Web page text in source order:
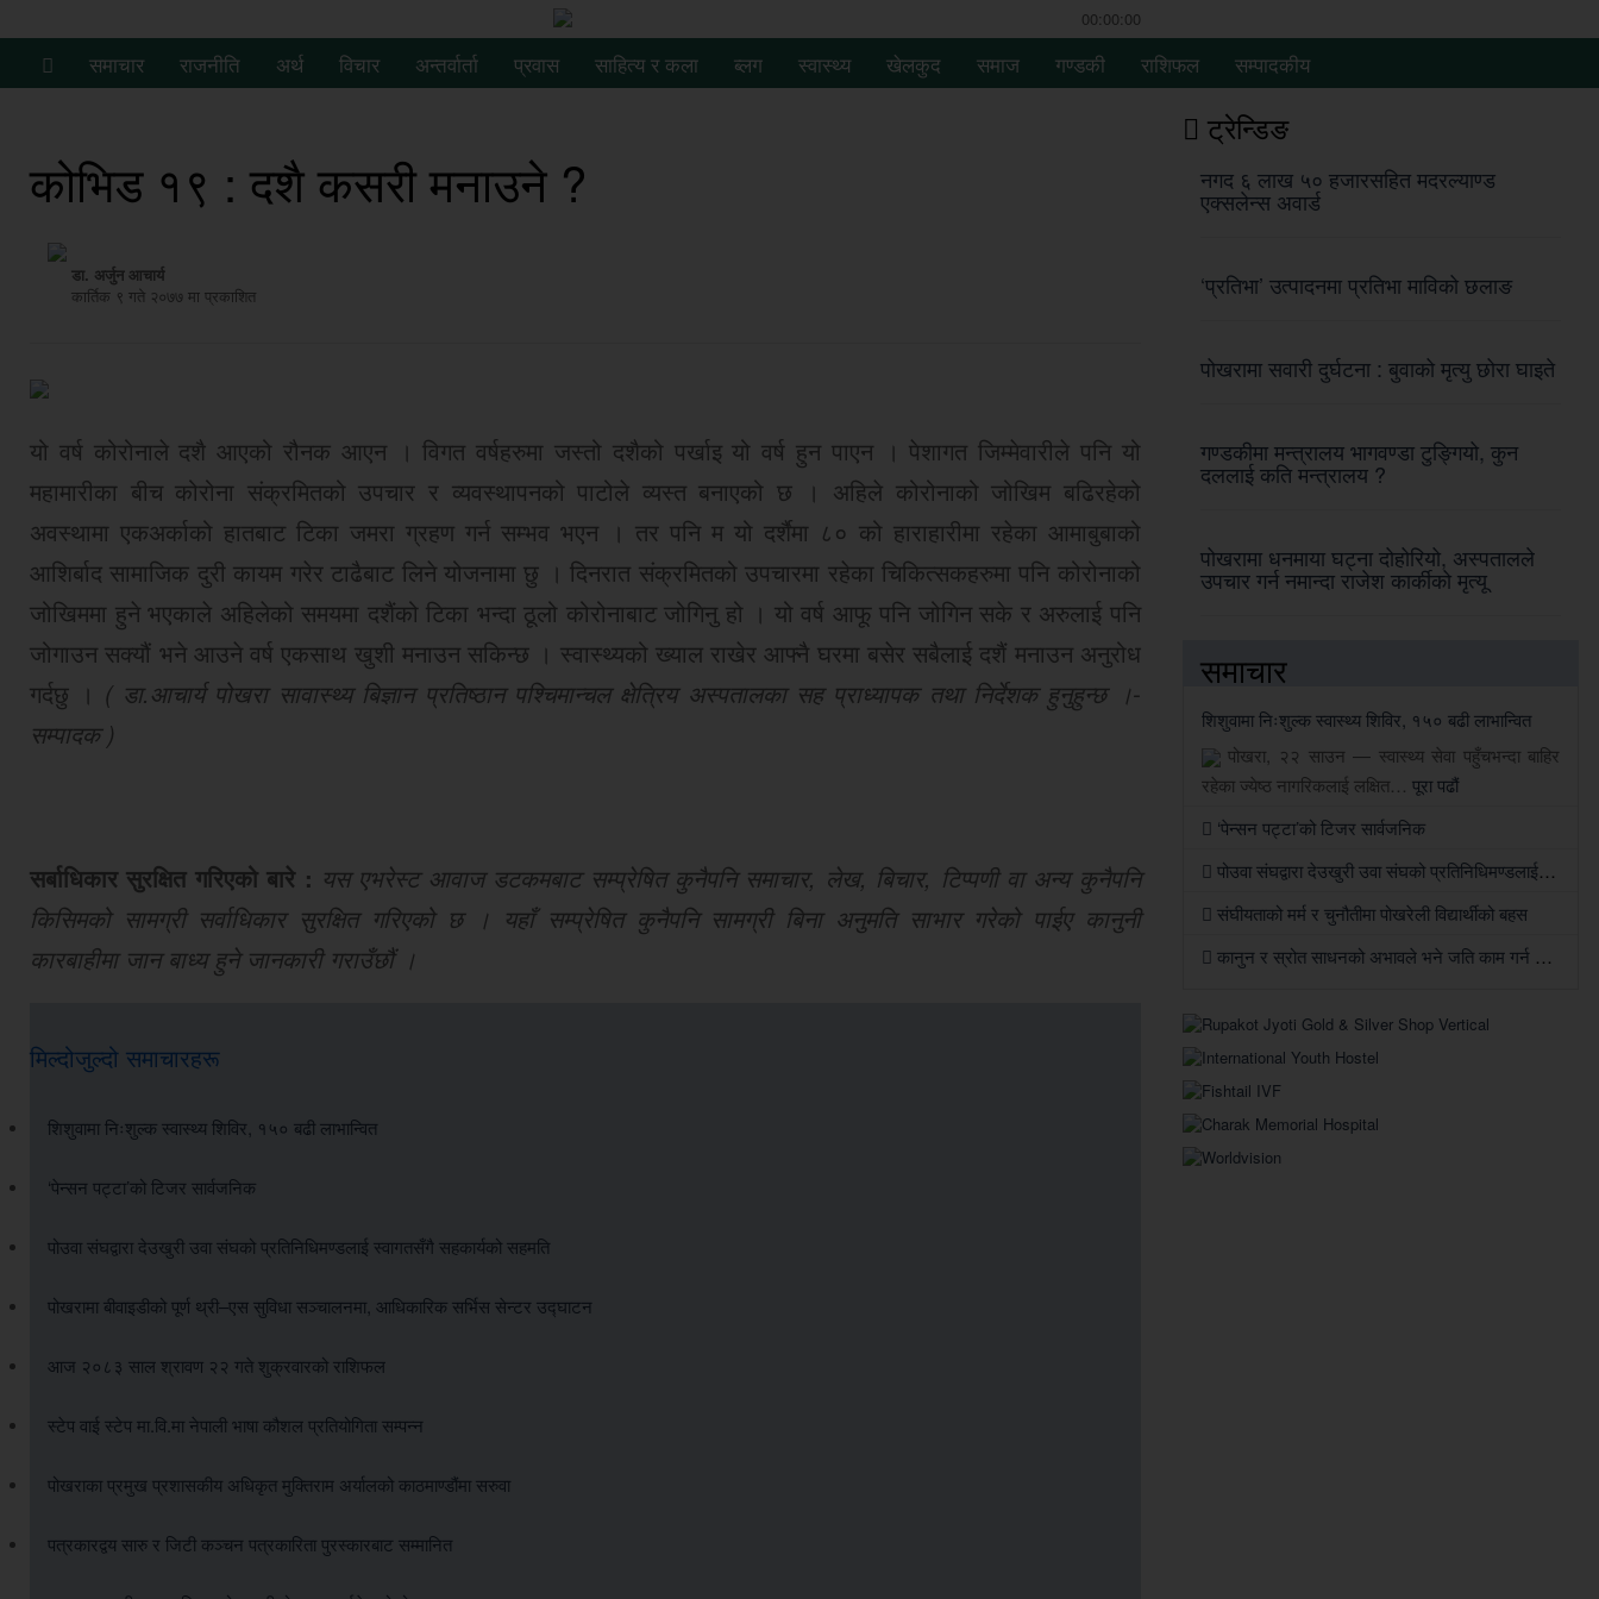
00:00:00
समाचार राजनीति अर्थ विचार अन्तर्वार्ता प्रवास साहित्य र कला ब्लग स्वास्थ्य खेलकुद समाज गण्डकी राशिफल सम्पादकीय
कोभिड १९ : दशै कसरी मनाउने ?
डा. अर्जुन आचार्य
कार्तिक ९ गते २०७७ मा प्रकाशित
यो वर्ष कोरोनाले दशै आएको रौनक आएन । विगत वर्षहरुमा जस्तो दशैको पर्खाइ यो वर्ष हुन पाएन । पेशागत जिम्मेवारीले पनि यो
महामारीका बीच कोरोना संक्रमितको उपचार र व्यवस्थापनको पाटोले व्यस्त बनाएको छ । अहिले कोरोनाको जोखिम बढिरहेको
अवस्थामा एकअर्काको हातबाट टिका जमरा ग्रहण गर्न सम्भव भएन । तर पनि म यो दर्शैमा ८० को हाराहारीमा रहेका आमाबुबाको
आशिर्बाद सामाजिक दुरी कायम गरेर टाढैबाट लिने योजनामा छु । दिनरात संक्रमितको उपचारमा रहेका चिकित्सकहरुमा पनि कोरोनाको
जोखिममा हुने भएकाले अहिलेको समयमा दशैंको टिका भन्दा ठूलो कोरोनाबाट जोगिनु हो । यो वर्ष आफू पनि जोगिन सके र अरुलाई पनि
जोगाउन सक्यौं भने आउने वर्ष एकसाथ खुशी मनाउन सकिन्छ । स्वास्थ्यको ख्याल राखेर आफ्नै घरमा बसेर सबैलाई दशैं मनाउन अनुरोध
गर्दछु । ( डा.आचार्य पोखरा सावास्थ्य बिज्ञान प्रतिष्ठान पश्चिमान्चल क्षेत्रिय अस्पतालका सह प्राध्यापक तथा निर्देशक हुनुहुन्छ ।-
सम्पादक )
सर्बाधिकार सुरक्षित गरिएको बारे : यस एभरेस्ट आवाज डटकमबाट सम्प्रेषित कुनैपनि समाचार, लेख, बिचार, टिप्पणी वा अन्य कुनैपनि
किसिमको सामग्री सर्वाधिकार सुरक्षित गरिएको छ । यहाँ सम्प्रेषित कुनैपनि सामग्री बिना अनुमति साभार गरेको पाईए कानुनी
कारबाहीमा जान बाध्य हुने जानकारी गराउँछौं ।
मिल्दोजुल्दो समाचारहरू
शिशुवामा निःशुल्क स्वास्थ्य शिविर, १५० बढी लाभान्वित
‘पेन्सन पट्टा’को टिजर सार्वजनिक
पोउवा संघद्वारा देउखुरी उवा संघको प्रतिनिधिमण्डलाई स्वागतसँगै सहकार्यको सहमति
पोखरामा बीवाइडीको पूर्ण थ्री–एस सुविधा सञ्चालनमा, आधिकारिक सर्भिस सेन्टर उद्घाटन
आज २०८३ साल श्रावण २२ गते शुक्रवारको राशिफल
स्टेप वाई स्टेप मा.वि.मा नेपाली भाषा कौशल प्रतियोगिता सम्पन्न
पोखराका प्रमुख प्रशासकीय अधिकृत मुक्तिराम अर्यालको काठमाण्डौंमा सरुवा
पत्रकारद्वय सारु र जिटी कञ्चन पत्रकारिता पुरस्कारबाट सम्मानित
ट्रेन्डिङ
नगद ६ लाख ५० हजारसहित मदरल्याण्ड
एक्सलेन्स अवार्ड
‘प्रतिभा’ उत्पादनमा प्रतिभा माविको छलाङ
पोखरामा सवारी दुर्घटना : बुवाको मृत्यु छोरा घाइते
गण्डकीमा मन्त्रालय भागवण्डा टुङ्गियो, कुन
दललाई कति मन्त्रालय ?
पोखरामा धनमाया घट्ना दोहोरियो, अस्पतालले
उपचार गर्न नमान्दा राजेश कार्कीको मृत्यू
समाचार
शिशुवामा निःशुल्क स्वास्थ्य शिविर, १५० बढी लाभान्वित
पोखरा, २२ साउन — स्वास्थ्य सेवा पहुँचभन्दा बाहिर
रहेका ज्येष्ठ नागरिकलाई लक्षित… पूरा पढौं
‘पेन्सन पट्टा’को टिजर सार्वजनिक
पोउवा संघद्वारा देउखुरी उवा संघको प्रतिनिधिमण्डलाई स्वागतसँगै सहकार्यको सहमति
संघीयताको मर्म र चुनौतीमा पोखरेली विद्यार्थीको बहस
कानुन र स्रोत साधनको अभावले भने जति काम गर्न सकिएन: जिसस प्रमुख पौडेल